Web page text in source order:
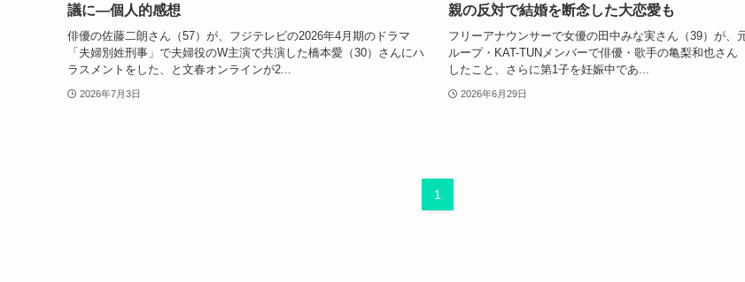
議に―個人的感想
俳優の佐藤二朗さん（57）が、フジテレビの2026年4月期のドラマ
「夫婦別姓刑事」で夫婦役のW主演で共演した橋本愛（30）さんにハ
ラスメントをした、と文春オンラインが2...
2026年7月3日
親の反対で結婚を断念した大恋愛も
フリーアナウンサーで女優の田中みな実さん（39）が、
ループ・KAT-TUNメンバーで俳優・歌手の亀梨和也さん
したこと、さらに第1子を妊娠中であ...
2026年6月29日
1